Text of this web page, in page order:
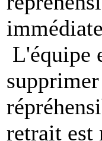
L'équipe
retrait est